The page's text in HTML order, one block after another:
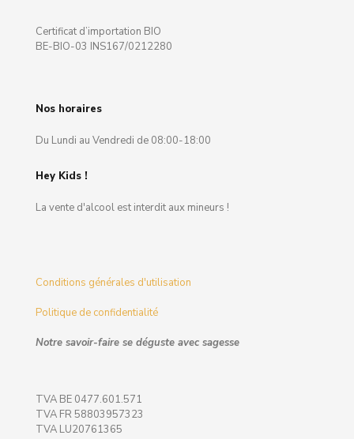
Certificat d’importation BIO
BE-BIO-03 INS167/0212280
Nos horaires
Du Lundi au Vendredi de 08:00-18:00
Hey Kids !
La vente d'alcool est interdit aux mineurs !
Conditions générales d'utilisation
Politique de confidentialité
Notre savoir-faire se déguste avec sagesse
TVA BE 0477.601.571
TVA FR 58803957323
TVA LU20761365